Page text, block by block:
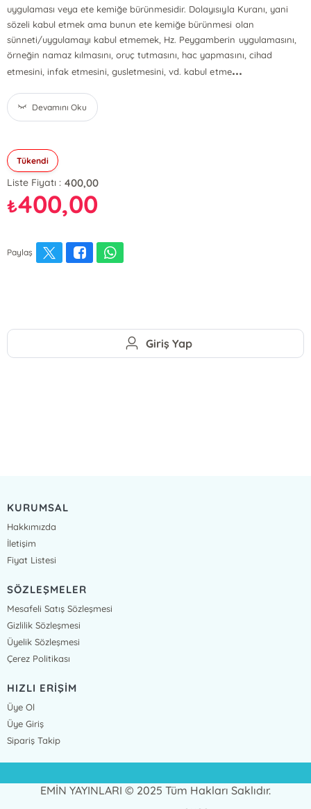
uygulaması veya ete kemiğe bürünmesidir. Dolayısıyla Kuranı, yani
sözeli kabul etmek ama bunun ete kemiğe bürünmesi olan
sünneti/uygulamayı kabul etmemek, Hz. Peygamberin uygulamasını,
örneğin namaz kılmasını, oruç tutmasını, hac yapmasını, cihad
etmesini, infak etmesini, gusletmesini, vd. kabul etme...
Devamını Oku
Tükendi
Liste Fiyatı : 400,00
₺400,00
Paylaş
Giriş Yap
KURUMSAL
Hakkımızda
İletişim
Fiyat Listesi
SÖZLEŞMELER
Mesafeli Satış Sözleşmesi
Gizlilik Sözleşmesi
Üyelik Sözleşmesi
Çerez Politikası
HIZLI ERİŞİM
Üye Ol
Üye Giriş
Sipariş Takip
EMİN YAYINLARI © 2025 Tüm Hakları Saklıdır.